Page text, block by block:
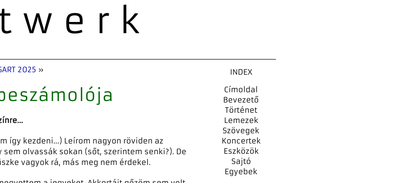
2025 »
így kezdeni...) Leírom nagyon röviden az
olvassák sokan (sőt, szerintem senki?). De
vagyok rá, más meg nem érdekel.
INDEX
Címoldal
Bevezető
Történet
Lemezek
Szövegek
Koncertek
Eszközök
Sajtó
Egyebek